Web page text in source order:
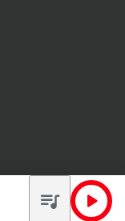
play_arrow
queue_music